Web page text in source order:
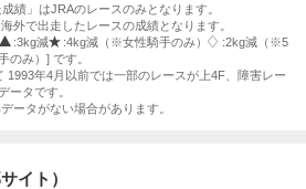
績」はJRAのレースのみとなります。
外で出走したレースの成績となります。
:3kg減 :4kg減（※女性騎手のみ）
:2kg減（※5
のみ）] です。
年4月以前では一部のレースが上4F、障害レー
ータです。
ータがない場合があります。
イト）